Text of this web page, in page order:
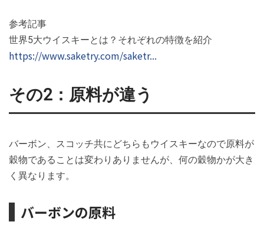
参考記事
世界5大ウイスキーとは？それぞれの特徴を紹介
https://www.saketry.com/saketr...
その2：原料が違う
バーボン、スコッチ共にどちらもウイスキーなので原料が
穀物であることは変わりありませんが、何の穀物かが大き
く異なります。
バーボンの原料